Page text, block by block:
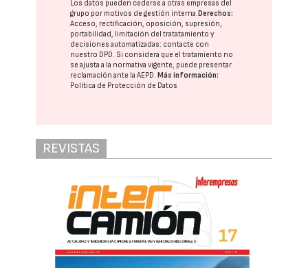
Los datos pueden cederse a otras empresas del
grupo por motivos de gestión interna. Derechos:
Acceso, rectificación, oposición, supresión,
portabilidad, limitación del tratatamiento y
decisiones automatizadas: contacte con
nuestro DPD. Si considera que el tratamiento no
se ajusta a la normativa vigente, puede presentar
reclamación ante laAEPD. Más información:
Política de Protección de Datos
REVISTAS